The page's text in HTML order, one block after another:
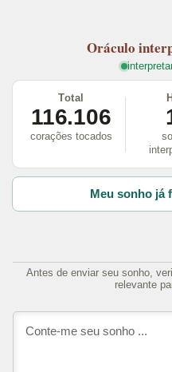
Oráculo
Total
116.106
corações tocados
Meu sonho já
Antes de enviar seu sonho,
relevante